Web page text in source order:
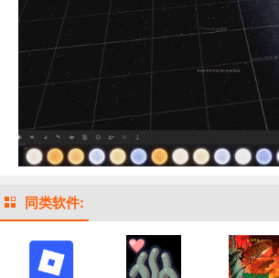
同类软件: